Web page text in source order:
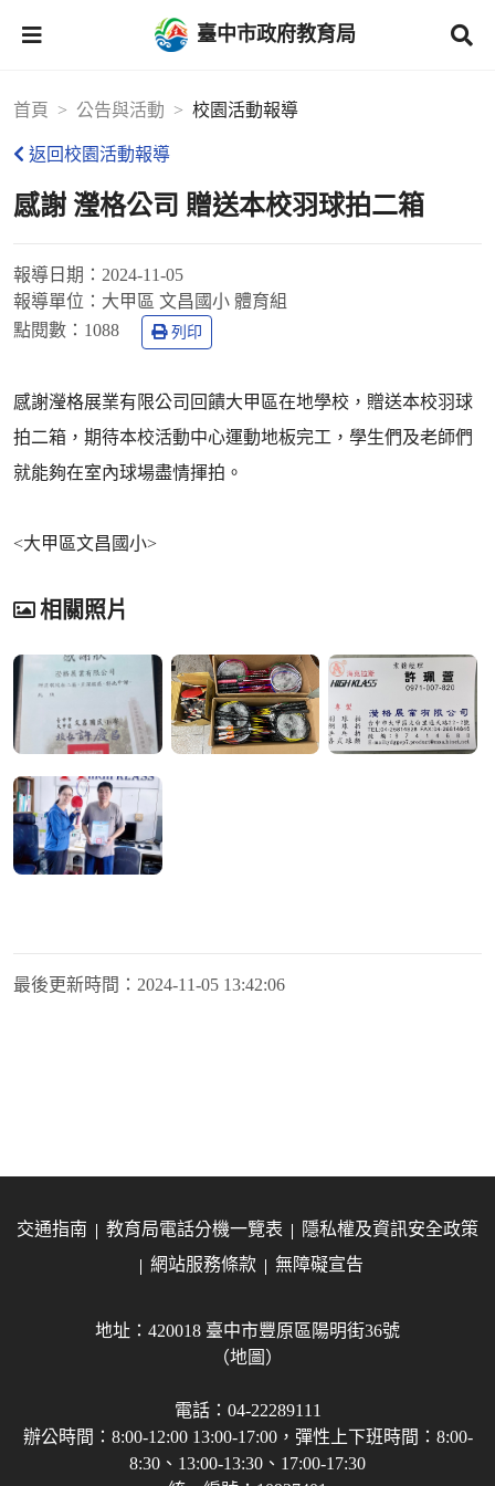
臺中市政府教育局
首頁 公告與活動 校園活動報導
返回校園活動報導
感謝 瀅格公司 贈送本校羽球拍二箱
報導日期： 2024-11-05
報導單位： 大甲區 文昌國小 體育組
點閱數： 1088 列印
感謝瀅格展業有限公司回饋大甲區在地學校，贈送本校羽球
拍二箱，期待本校活動中心運動地板完工，學生們及老師們
就能夠在室內球場盡情揮拍。
<大甲區文昌國小>
相關照片
最後更新時間： 2024-11-05 13:42:06
交通指南 教育局電話分機一覽表
隱私權及資訊安全政策
網站服務條款
無障礙宣告
地址：420018 臺中市豐原區陽明街36號
（地圖）
電話：04-22289111
辦公時間：8:00-12:00 13:00-17:00，彈性上下班時間：8:00-
8:30、13:00-13:30、17:00-17:30